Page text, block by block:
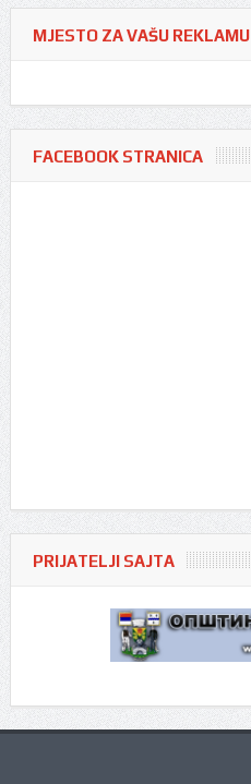
MJESTO ZA VAŠU REKLAMU
FACEBOOK STRANICA
PRIJATELJI SAJTA